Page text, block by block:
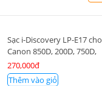
Sạc i-Discovery LP-E17 cho
Canon 850D, 200D, 750D,
800D, 77D, M6M2, M5, M6
270,000đ
Thêm vào giỏ